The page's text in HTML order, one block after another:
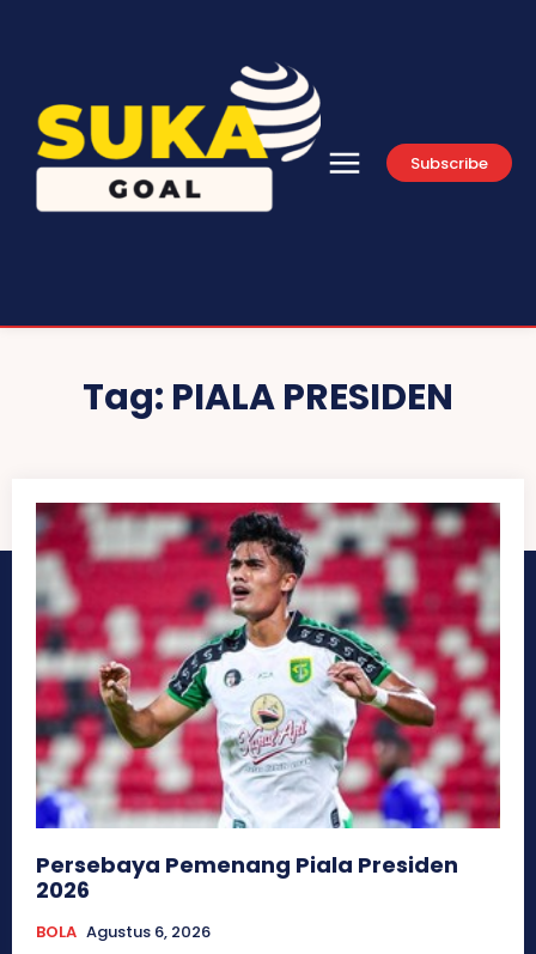
Subscribe
Tag: PIALA PRESIDEN
Persebaya Pemenang Piala Presiden
2026
BOLA Agustus 6, 2026